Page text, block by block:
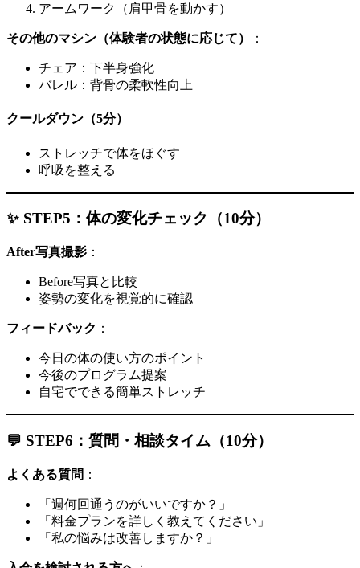
アームワーク（肩甲骨を動かす）
その他のマシン（体験者の状態に応じて） ：
チェア：下半身強化
バレル：背骨の柔軟性向上
クールダウン（5分）
ストレッチで体をほぐす
呼吸を整える
✨ STEP5：体の変化チェック（10分）
After写真撮影 ：
Before写真と比較
姿勢の変化を視覚的に確認
フィードバック ：
今日の体の使い方のポイント
今後のプログラム提案
自宅でできる簡単ストレッチ
💬 STEP6：質問・相談タイム（10分）
よくある質問 ：
「週何回通うのがいいですか？」
「料金プランを詳しく教えてください」
「私の悩みは改善しますか？」